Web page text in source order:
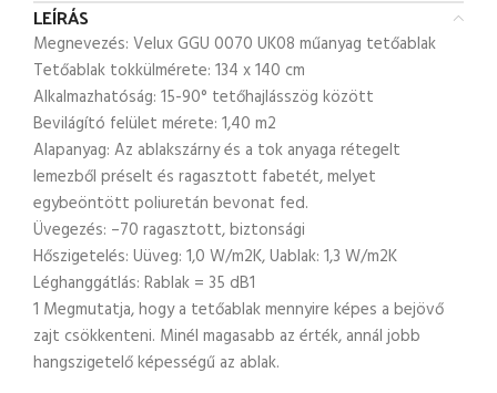
LEÍRÁS
Megnevezés: Velux GGU 0070 UK08 műanyag tetőablak
Tetőablak tokkülmérete: 134 x 140 cm
Alkalmazhatóság: 15-90° tetőhajlásszög között
Bevilágító felület mérete: 1,40 m2
Alapanyag: Az ablakszárny és a tok anyaga rétegelt
lemezből préselt és ragasztott fabetét, melyet
egybeöntött poliuretán bevonat fed.
Üvegezés: –70 ragasztott, biztonsági
Hőszigetelés: Uüveg: 1,0 W/m2K, Uablak: 1,3 W/m2K
Léghanggátlás: Rablak = 35 dB1
1 Megmutatja, hogy a tetőablak mennyire képes a bejövő
zajt csökkenteni. Minél magasabb az érték, annál jobb
hangszigetelő képességű az ablak.